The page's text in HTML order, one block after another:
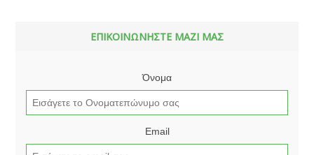
ΕΠΙΚΟΙΝΩΝΗΣΤΕ ΜΑΖΙ ΜΑΣ
Όνομα
Email